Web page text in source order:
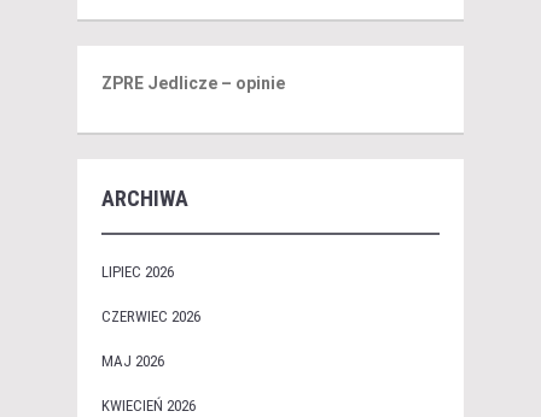
ZPRE Jedlicze – opinie
ARCHIWA
LIPIEC 2026
CZERWIEC 2026
MAJ 2026
KWIECIEŃ 2026